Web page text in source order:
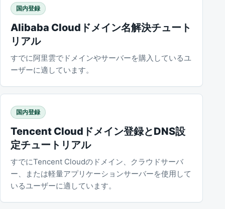
国内登録
Alibaba Cloudドメイン名解決チュート
リアル
すでに阿里雲でドメインやサーバーを購入しているユ
ーザーに適しています。
国内登録
Tencent Cloudドメイン登録とDNS設
定チュートリアル
すでにTencent Cloudのドメイン、クラウドサーバ
ー、または軽量アプリケーションサーバーを使用して
いるユーザーに適しています。